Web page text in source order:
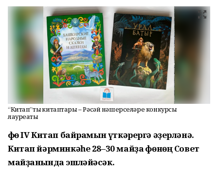
“Китап”тың китаптары – Рәсәй нәшерселәре конкурсы
лауреаты
Өфө IVКитап байрамын үткәрергә әҙерләнә.
Китап йәрминкәһе 28–30 майҙа Өфөнөң Совет
майҙанында эшләйәсәк.